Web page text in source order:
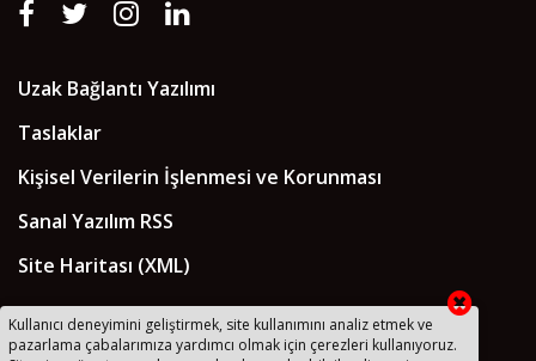
Uzak Bağlantı Yazılımı
Taslaklar
Kişisel Verilerin İşlenmesi ve Korunması
Sanal Yazılım RSS
Site Haritası (XML)
Kullanıcı deneyimini geliştirmek, site kullanımını analiz etmek ve
pazarlama çabalarımıza yardımcı olmak için çerezleri kullanıyoruz.